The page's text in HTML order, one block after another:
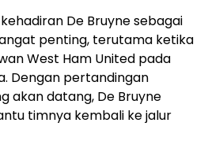
De Bruyne sebagai
penting, terutama ketika
West Ham United pada
Dengan pertandingan
akan datang, De Bruyne
timnya kembali ke jalur